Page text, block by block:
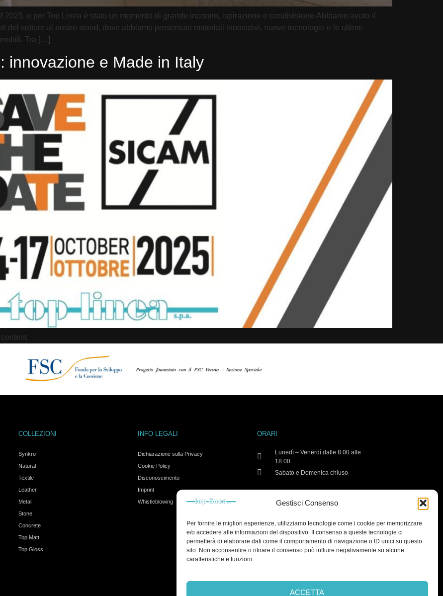
Gestisci Consenso
Per fornire le migliori esperienze, utilizziamo tecnologie come i cookie per memorizzare
e/o accedere alle informazioni del dispositivo. Il consenso a queste tecnologie ci
permetterà di elaborare dati come il comportamento di navigazione o ID unici su questo
sito. Non acconsentire o ritirare il consenso può influire negativamente su alcune
caratteristiche e funzioni.
ACCETTA
e per Top Linea è stato un momento di grande incontro, ispirazione e condivisione.Abbiamo avuto il
del settore al nostro stand, dove abbiamo presentato materiali innovativi, nuove tecnologie e le ultime
Tra […]
innovazione e Made in Italy
COLLEZIONI
Synkro
Natural
Textile
Leather
Metal
Stone
Concrete
Top Matt
Top Gloss
INFO LEGALI
Dichiarazione sulla Privacy
Cookie Policy
Disconoscimento
Imprint
Whistleblowing
ORARI
Lunedì – Venerdì dalle 8.00 alle
18.00.
Sabato e Domenica chiuso